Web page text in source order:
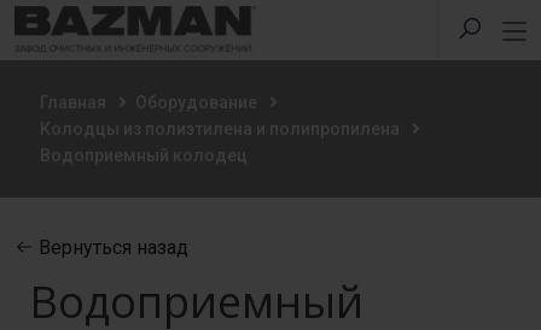
Главная
Оборудование
Колодцы из полиэтилена и полипропилена
Водоприемный колодец
Вернуться назад
Водоприемный